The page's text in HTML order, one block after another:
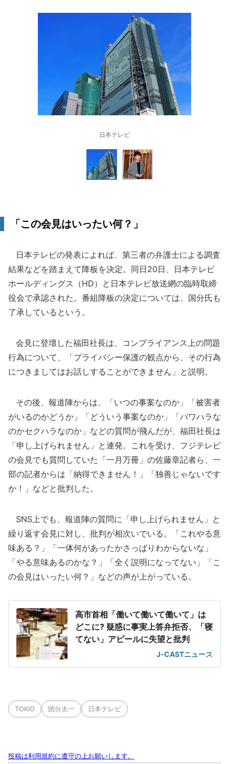
日本テレビ
「この会見はいったい何？」
日本テレビの発表によれば、第三者の弁護士による調査
結果などを踏まえて降板を決定。同日20日、日本テレビ
ホールディングス（HD）と日本テレビ放送網の臨時取締
役会で承認された。番組降板の決定については、国分氏も
了承しているという。
会見に登壇した福田社長は、コンプライアンス上の問題
行為について、「プライバシー保護の観点から、その行為
につきましてはお話しすることができません」と説明。
その後、報道陣からは、「いつの事案なのか」「被害者
がいるのかどうか」「どういう事案なのか」「パワハラな
のかセクハラなのか」などの質問が飛んだが、福田社長は
「申し上げられません」と連発。これを受け、フジテレビ
の会見でも質問していた「一月万冊」の佐藤章記者ら、一
部の記者からは「納得できません！」「独善じゃないです
か！」などと批判した。
SNS上でも、報道陣の質問に「申し上げられません」と
繰り返す会見に対し、批判が相次いでいる。「これやる意
味ある？」「一体何があったかさっぱりわからないな」
「やる意味あるのかな？」「全く説明になってない」「こ
の会見はいったい何？」などの声が上がっている。
高市首相「働いて働いて働いて」は
どこに? 疑惑に事実上答弁拒否、「寝
てない」アピールに失望と批判
J-CASTニュース
TOKIO 国分太一 日本テレビ